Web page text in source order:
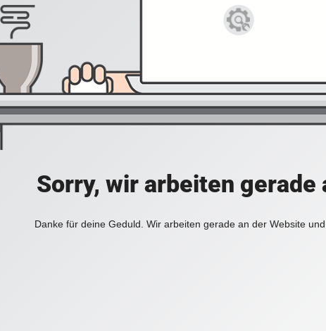
Sorry, wir arbeiten gerade
Danke für deine Geduld. Wir arbeiten gerade an der Website